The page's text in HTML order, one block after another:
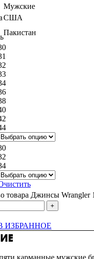
Мужские
США
Пакистан
товара Джинсы Wrangler
ИЗБРАННОЕ
карманные мужские